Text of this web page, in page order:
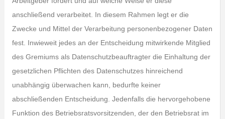
anschließend verarbeitet. In diesem Rahmen legt er die
Zwecke und Mittel der Verarbeitung personenbezogener Daten
fest. Inwieweit jedes an der Entscheidung mitwirkende Mitglied
des Gremiums als Datenschutzbeauftragter die Einhaltung der
gesetzlichen Pflichten des Datenschutzes hinreichend
unabhängig überwachen kann, bedurfte keiner
abschließenden Entscheidung. Jedenfalls die hervorgehobene
Funktion des Betriebsratsvorsitzenden, der den Betriebsrat im